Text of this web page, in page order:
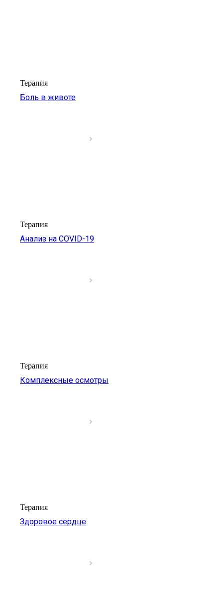
Терапия
Боль в животе
Терапия
Анализ на COVID-19
Терапия
Комплексные осмотры
Терапия
Здоровое сердце